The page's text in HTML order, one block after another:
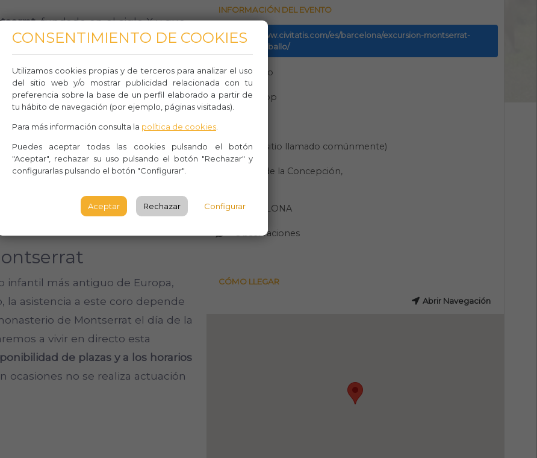
, fundado en el siglo X y que
de 150 monjes. Conoceremos
famosa poralbergar la
básicas para montar a
Macizo de Montserrat como
a caballo con anterioridad.
y los trucos básicos de cuidado y
regresaremos al punto de
infantil más antiguo de Europa,
la asistencia a este coro depende
de Montserrat el día de la
a vivir en directo esta
de plazas y a los horarios
ocasiones no se realiza actuación
INFORMACIÓN DEL EVENTO
https://www.civitatis.com/es/barcelona/excursion-montserrat-
paseo-caballo/
Teléfono
Whasapp
Lugar (sitio llamado comúnmente)
Pasaje de la Concepción,
BARCELONA
Observaciones
CÓMO LLEGAR
Abrir Navegación
CONSENTIMIENTO DE COOKIES
Utilizamos cookies propias y de terceros para analizar el uso
del sitio web y/o mostrar publicidad relacionada con tu
preferencia sobre la base de un perfil elaborado a partir de
tu hábito de navegación (por ejemplo, páginas visitadas).
Para más información consulta la política de cookies
Puedes aceptar todas las cookies pulsando el botón
"Aceptar", rechazar su uso pulsando el botón "Rechazar" y
configurarlas pulsando el botón "Configurar".
Aceptar Rechazar Configurar